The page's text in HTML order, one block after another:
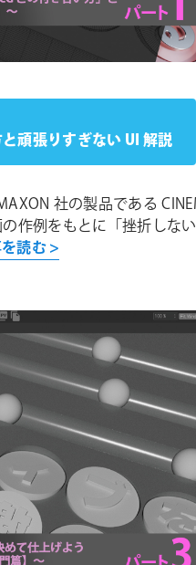
頑張りすぎない UI 解説
社の製品である
作例をもとに「挫折しない
読む >